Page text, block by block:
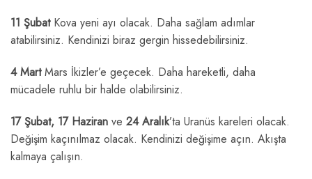
11 ŞubatKova yeni ayı olacak. Daha sağlam adımlar
atabilirsiniz. Kendinizi biraz gergin hissedebilirsiniz.
4 MartMars İkizler’e geçecek. Daha hareketli, daha
mücadele ruhlu bir halde olabilirsiniz.
17 Şubat, 17 Haziran ve 24 Aralık’ta Uranüs kareleri olacak.
Değişim kaçınılmaz olacak. Kendinizi değişime açın. Akışta
kalmaya çalışın.